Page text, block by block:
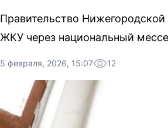
Правительство
ЖКУ через национальный
5 февраля, 2026, 15:07 12